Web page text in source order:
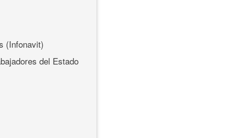
(Infonavit)
del Estado